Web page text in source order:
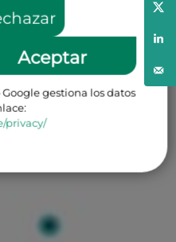
Aceptar
gestiona los datos
privacy/